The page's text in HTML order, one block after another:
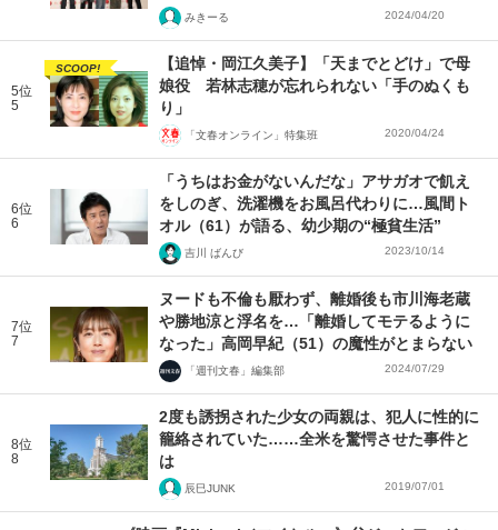
みきーる 2024/04/20
5位
5
SCOOP!
【追悼・岡江久美子】「天までとどけ」で母
娘役 若林志穂が忘れられない「手のぬくも
り」
「文春オンライン」特集班 2020/04/24
6位
6
「うちはお金がないんだな」アサガオで飢え
をしのぎ、洗濯機をお風呂代わりに…風間ト
オル（61）が語る、幼少期の“極貧生活”
吉川 ばんび 2023/10/14
7位
7
ヌードも不倫も厭わず、離婚後も市川海老蔵
や勝地涼と浮名を…「離婚してモテるように
なった」高岡早紀（51）の魔性がとまらない
「週刊文春」編集部 2024/07/29
8位
8
2度も誘拐された少女の両親は、犯人に性的に
籠絡されていた……全米を驚愕させた事件と
は
辰巳JUNK 2019/07/01